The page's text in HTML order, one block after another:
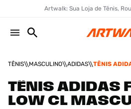
Artwalk: Sua Loja de Tênis,
TÊNIS MASCULINO ADIDAS
TÊNIS
TÊNIS ADIDAS
LOW CL